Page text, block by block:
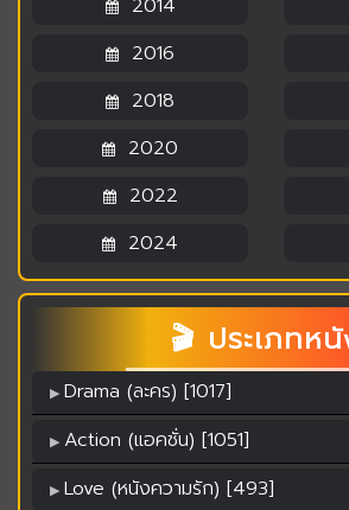
2014
2016
2018
2020
2022
2024
🎬 ประเภทห
Drama (ละคร) [1017]
Action (แอคชั่น) [1051]
Love (หนังความรัก) [493]